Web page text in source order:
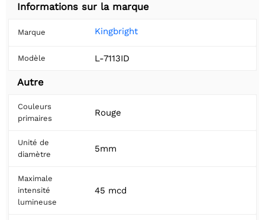
Informations sur la marque
Marque Kingbright
Modèle L-7113ID
Autre
Couleurs
primaires
Rouge
Unité de
diamètre
5mm
Maximale
intensité
lumineuse
45 mcd